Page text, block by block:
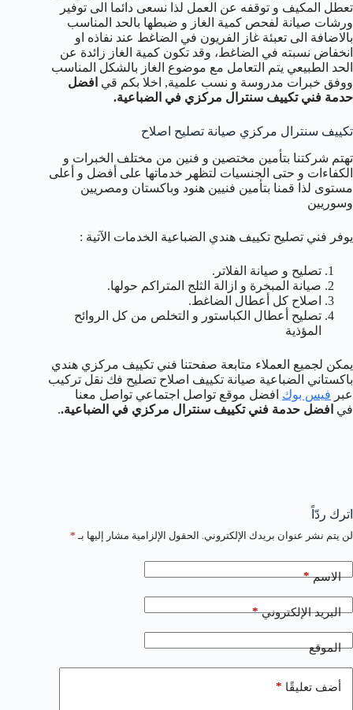
تعطل المكيف و توقفه عن العمل لذا نسعى دائما الى توفير
ورشات صيانة لفحص كمية الغاز و ضبطها بالحد المناسب
بالاضافة الى تعبئة غاز الفريون في الضاغط عند نفاذه او
انخفاض نسبته في الضاغط، وقد تكون كمية الغاز زائدة عن
الحد الطبيعي يتم التعامل مع موضوع الغاز بالشكل المناسب
ووفق خبرات مدروسة و نسب علمية, اخلا بكم قي افضل
حدمة فني تكييف سنترال مركزي في الضباعية.
تكييف سنترال مركزي صيانة تصليح اصلاح
تهتم شركتنا بتأمين مختصين و فنين من مختلف الخبرات و
الكفاءات و حتى الجنسيات لتظهر خدماتها على أفضل و أعلى
مستوى لذا قمنا بتأمين فنيين هنود وباكستان ومصريين
وسوريين
يوفر فني تصليح تكييف هندي الضباعية الخدمات الآتية :
تصليح و صيانة الفلاتر.
صيانة المبخرة و ازالة الثلج المتراكم حولها.
اصلاح كل أعطال الضاغط.
تصليح أعطال الكباستور و التخلص من كل الروائح
المؤذية
يمكن لجميع العملاء متابعة صفحتنا فني تكييف مركزي هندي
باكستاني الضباعية صيانة تكييف اصلاح تصليح فك نقل تركيب
عبر فيس بوك افضل موقع تواصل اجتماعي تواصل معنا
في افضل حدمة فني تكييف سنترال مركزي في الضباعية..
اترك ردّاً
لن يتم نشر عنوان بريدك الإلكتروني. الحقول الإلزامية مشار إليها بـ *
الاسم*
البريد الإلكتروني*
الموقع
أضف تعليقًا *